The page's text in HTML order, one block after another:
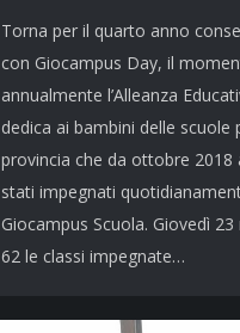
Torna per il quarto anno
con Giocampus Day, il
annualmente l’Alleanza
dedica ai bambini delle scuole
provincia che da ottobre 2018
stati impegnati
Giocampus Scuola. Giovedì
62 le classi impegnate…